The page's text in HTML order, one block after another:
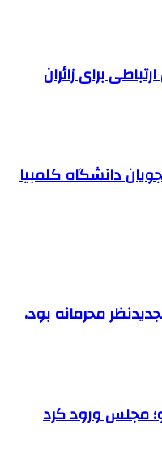
برای زائران
دانشگاه کلمبیا
محرمانه بود،
مجلس ورود کرد